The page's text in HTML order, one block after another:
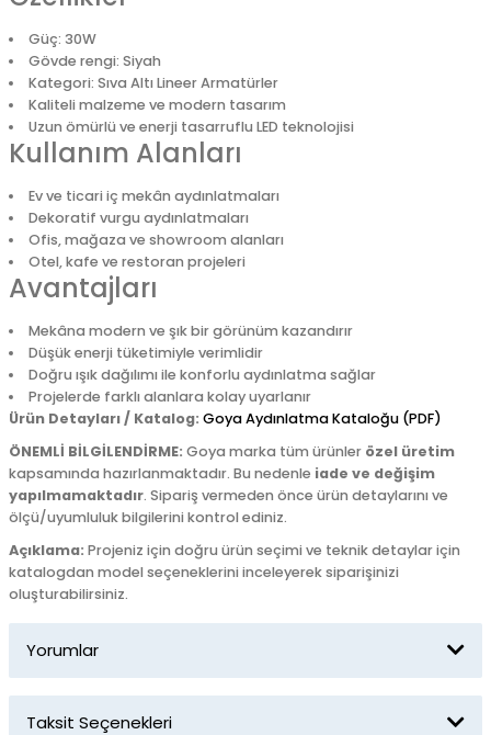
Güç: 30W
Gövde rengi: Siyah
Kategori: Sıva Altı Lineer Armatürler
Kaliteli malzeme ve modern tasarım
Uzun ömürlü ve enerji tasarruflu LED teknolojisi
Kullanım Alanları
Ev ve ticari iç mekân aydınlatmaları
Dekoratif vurgu aydınlatmaları
Ofis, mağaza ve showroom alanları
Otel, kafe ve restoran projeleri
Avantajları
Mekâna modern ve şık bir görünüm kazandırır
Düşük enerji tüketimiyle verimlidir
Doğru ışık dağılımı ile konforlu aydınlatma sağlar
Projelerde farklı alanlara kolay uyarlanır
Ürün Detayları / Katalog: Goya Aydınlatma Kataloğu (PDF)
ÖNEMLİ BİLGİLENDİRME: Goya marka tüm ürünler özel üretim
kapsamında hazırlanmaktadır. Bu nedenle iade ve değişim
yapılmamaktadır. Sipariş vermeden önce ürün detaylarını ve
ölçü/uyumluluk bilgilerini kontrol ediniz.
Açıklama: Projeniz için doğru ürün seçimi ve teknik detaylar için
katalogdan model seçeneklerini inceleyerek siparişinizi
oluşturabilirsiniz.
Yorumlar
Taksit Seçenekleri